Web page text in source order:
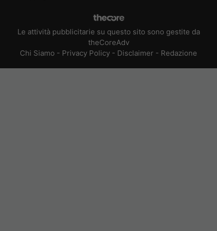
Le attività pubblicitarie su questo sito sono gestite da
theCoreAdv
Chi Siamo - Privacy Policy - Disclaimer - Redazione